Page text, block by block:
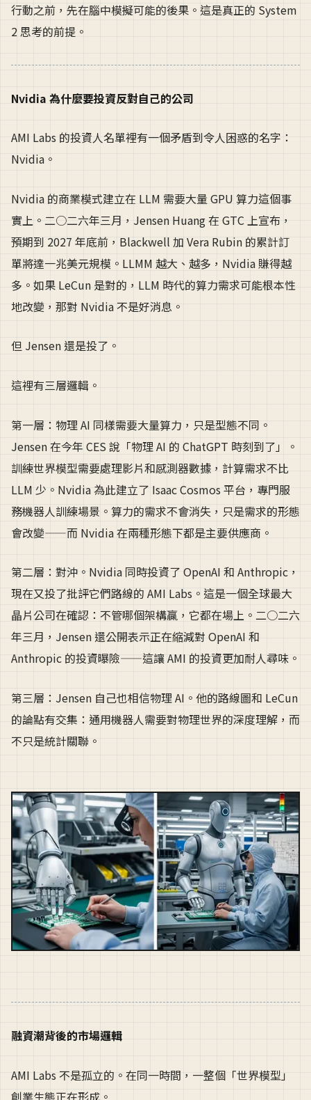
行動之前，先在腦中模擬可能的後果。這是真正的 System
2 思考的前提。
Nvidia 為什麼要投資反對自己的公司
AMI Labs 的投資人名單裡有一個矛盾到令人困惑的名字：
Nvidia。
Nvidia 的商業模式建立在 LLM 需要大量 GPU 算力這個事
實上。二○二六年三月，Jensen Huang 在 GTC 上宣布，
預期到 2027 年底前，Blackwell 加 Vera Rubin 的累計訂
單將達一兆美元規模。LLMM 越大、越多，Nvidia 賺得越
多。如果 LeCun 是對的，LLM 時代的算力需求可能根本性
地改變，那對 Nvidia 不是好消息。
但 Jensen 還是投了。
這裡有三層邏輯。
第一層：物理 AI 同樣需要大量算力，只是型態不同。
Jensen 在今年 CES 說「物理 AI 的 ChatGPT 時刻到了」。
訓練世界模型需要處理影片和感測器數據，計算需求不比
LLM 少。Nvidia 為此建立了 Isaac Cosmos 平台，專門服
務機器人訓練場景。算力的需求不會消失，只是需求的形態
會改變——而 Nvidia 在兩種形態下都是主要供應商。
第二層：對沖。Nvidia 同時投資了 OpenAI 和 Anthropic，
現在又投了批評它們路線的 AMI Labs。這是一個全球最大
晶片公司在確認：不管哪個架構贏，它都在場上。二○二六
年三月，Jensen 還公開表示正在縮減對 OpenAI 和
Anthropic 的投資曝險——這讓 AMI 的投資更加耐人尋味。
第三層：Jensen 自己也相信物理 AI。他的路線圖和 LeCun
的論點有交集：通用機器人需要對物理世界的深度理解，而
不只是統計關聯。
融資潮背後的市場邏輯
AMI Labs 不是孤立的。在同一時間，一整個「世界模型」
創業生態正在形成。